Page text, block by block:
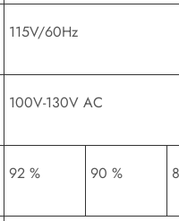
115V/60Hz
100V-130V AC
92 % 90 %